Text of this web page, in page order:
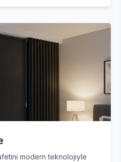
modern teknolojiyle